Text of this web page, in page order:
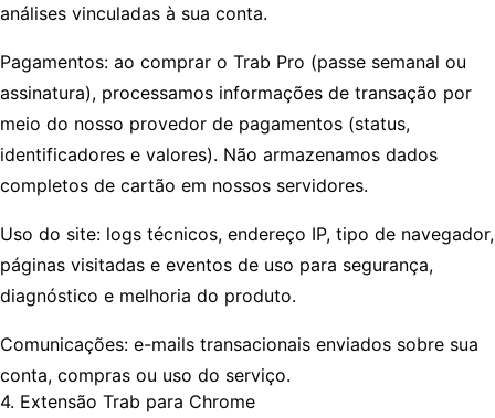
análises vinculadas à sua conta.
Pagamentos: ao comprar o Trab Pro (passe semanal ou
assinatura), processamos informações de transação por
meio do nosso provedor de pagamentos (status,
identificadores e valores). Não armazenamos dados
completos de cartão em nossos servidores.
Uso do site: logs técnicos, endereço IP, tipo de navegador,
páginas visitadas e eventos de uso para segurança,
diagnóstico e melhoria do produto.
Comunicações: e-mails transacionais enviados sobre sua
conta, compras ou uso do serviço.
4. Extensão Trab para Chrome